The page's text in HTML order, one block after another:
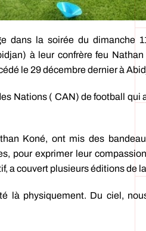
dans la soirée du dimanche
à leur confrère feu
le 29 décembre dernier à
Nations ( CAN) de football qui
Koné, ont mis des
pour exprimer leur
a couvert plusieurs éditions de
là physiquement. Du ciel,